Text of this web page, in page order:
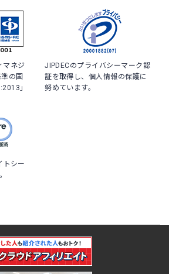
マネジ
の国
」
JIPDECのプライバシーマーク認
証を取得し、個人情報の保護に
努めています。
トシー